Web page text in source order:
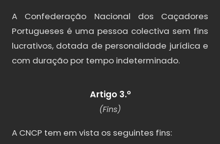
A Confederação Nacional dos Caçadores
Portugueses é uma pessoa colectiva sem fins
lucrativos, dotada de personalidade jurídica e
com duração por tempo indeterminado.
Artigo 3.º
(Fins)
A CNCP tem em vista os seguintes fins: